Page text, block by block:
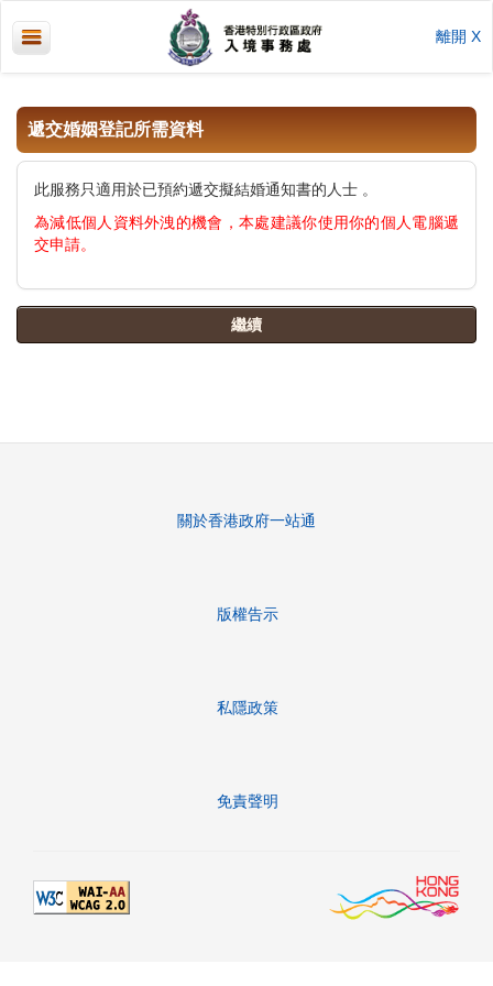
離開 X
遞交婚姻登記所需資料
此服務只適用於已預約遞交擬結婚通知書的人士 。
為減低個人資料外洩的機會，本處建議你使用你的個人電腦遞
交申請。
繼續
關於香港政府一站通
版權告示
私隱政策
免責聲明